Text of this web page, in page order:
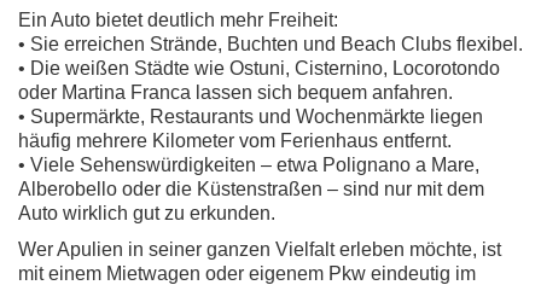
Ein Auto bietet deutlich mehr Freiheit:
• Sie erreichen Strände, Buchten und Beach Clubs flexibel.
• Die weißen Städte wie Ostuni, Cisternino, Locorotondo
oder Martina Franca lassen sich bequem anfahren.
• Supermärkte, Restaurants und Wochenmärkte liegen
häufig mehrere Kilometer vom Ferienhaus entfernt.
• Viele Sehenswürdigkeiten – etwa Polignano a Mare,
Alberobello oder die Küstenstraßen – sind nur mit dem
Auto wirklich gut zu erkunden.
Wer Apulien in seiner ganzen Vielfalt erleben möchte, ist
mit einem Mietwagen oder eigenem Pkw eindeutig im